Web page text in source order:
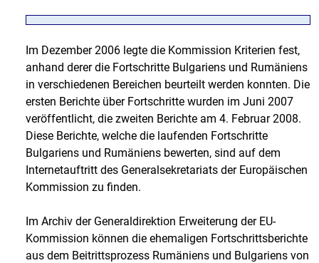
Im Dezember 2006 legte die Kommission Kriterien fest,
anhand derer die Fortschritte Bulgariens und Rumäniens
in verschiedenen Bereichen beurteilt werden konnten. Die
ersten Berichte über Fortschritte wurden im Juni 2007
veröffentlicht, die zweiten Berichte am 4. Februar 2008.
Diese Berichte, welche die laufenden Fortschritte
Bulgariens und Rumäniens bewerten, sind auf dem
Internetauftritt des Generalsekretariats der Europäischen
Kommission zu finden.
Im Archiv der Generaldirektion Erweiterung der EU-
Kommission können die ehemaligen Fortschrittsberichte
aus dem Beitrittsprozess Rumäniens und Bulgariens von